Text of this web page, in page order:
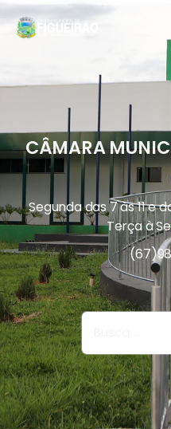
CÂMARA
Segunda das 7 às 11 e
Terça à
(67)